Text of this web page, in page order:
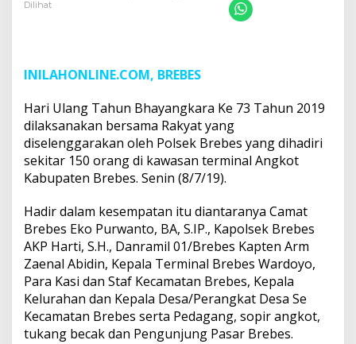
Dilihat
INILAHONLINE.COM, BREBES
Hari Ulang Tahun Bhayangkara Ke 73 Tahun 2019
dilaksanakan bersama Rakyat yang
diselenggarakan oleh Polsek Brebes yang dihadiri
sekitar 150 orang di kawasan terminal Angkot
Kabupaten Brebes. Senin (8/7/19).
Hadir dalam kesempatan itu diantaranya Camat
Brebes Eko Purwanto, BA, S.IP., Kapolsek Brebes
AKP Harti, S.H., Danramil 01/Brebes Kapten Arm
Zaenal Abidin, Kepala Terminal Brebes Wardoyo,
Para Kasi dan Staf Kecamatan Brebes, Kepala
Kelurahan dan Kepala Desa/Perangkat Desa Se
Kecamatan Brebes serta Pedagang, sopir angkot,
tukang becak dan Pengunjung Pasar Brebes.